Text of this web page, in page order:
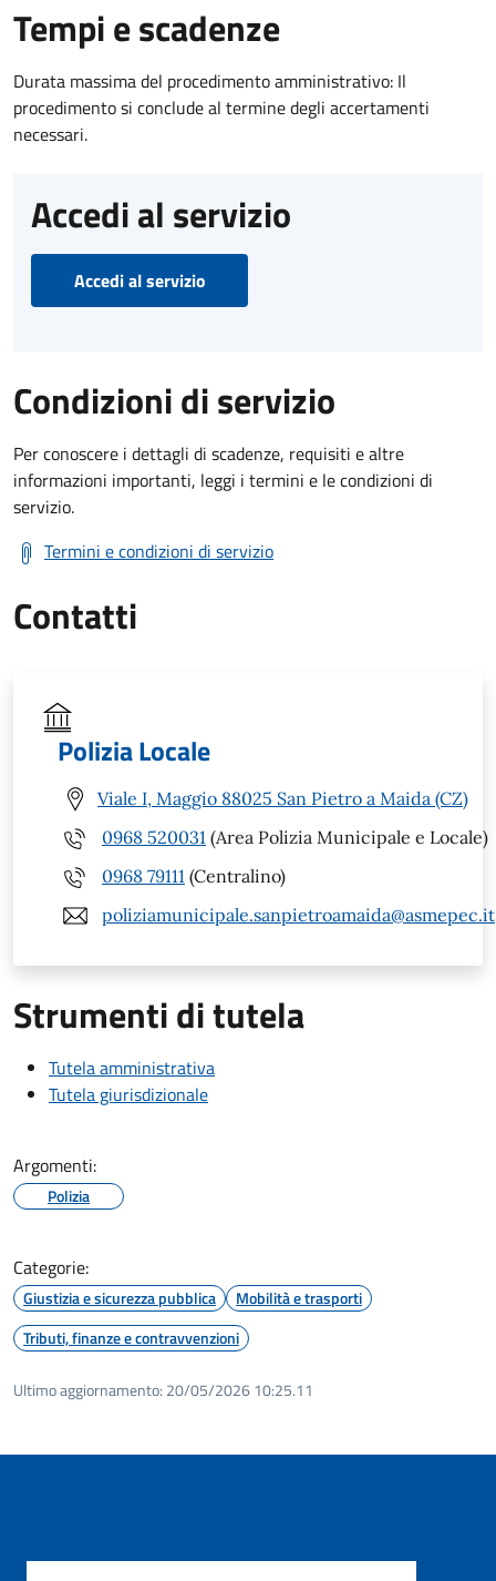
Tempi e scadenze
Durata massima del procedimento amministrativo: Il
procedimento si conclude al termine degli accertamenti
necessari.
Accedi al servizio
Accedi al servizio
Condizioni di servizio
Per conoscere i dettagli di scadenze, requisiti e altre
informazioni importanti, leggi i termini e le condizioni di
servizio.
Termini e condizioni di servizio
Contatti
Polizia Locale
Viale I, Maggio 88025 San Pietro a Maida (CZ)
0968 520031 (Area Polizia Municipale e Locale)
0968 79111 (Centralino)
poliziamunicipale.sanpietroamaida@asmepec.it
Strumenti di tutela
Tutela amministrativa
Tutela giurisdizionale
Argomenti:
Polizia
Categorie:
Giustizia e sicurezza pubblica
Mobilità e trasporti
Tributi, finanze e contravvenzioni
Ultimo aggiornamento: 20/05/2026 10:25.11